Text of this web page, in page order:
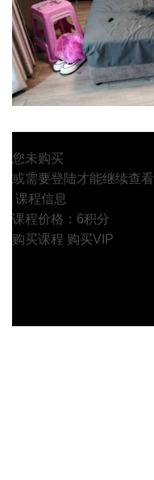
您未购买
或需要登陆才能继续查看
课程信息
课程价格：6积分
购买课程 购买VIP